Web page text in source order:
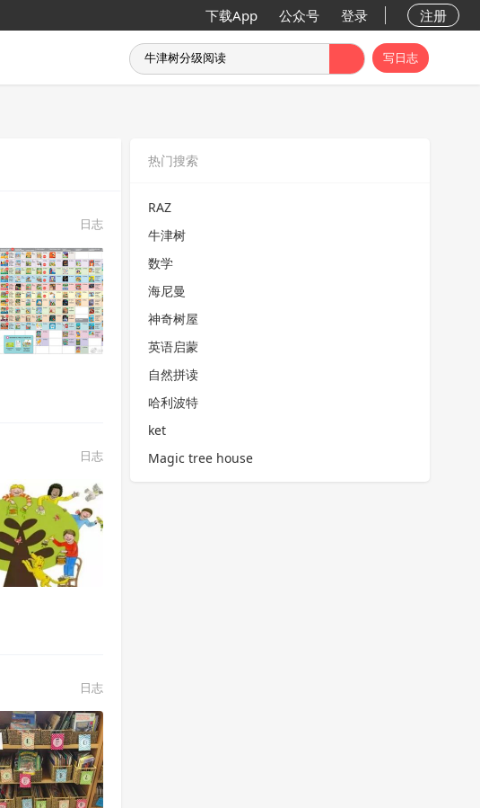
下载App 公众号 登录 注册
写日志
日志
日志
日志
热门搜索
RAZ
牛津树
数学
海尼曼
神奇树屋
英语启蒙
自然拼读
哈利波特
ket
Magic tree house